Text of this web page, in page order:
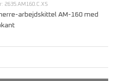
arbejdskittel AM-160 med